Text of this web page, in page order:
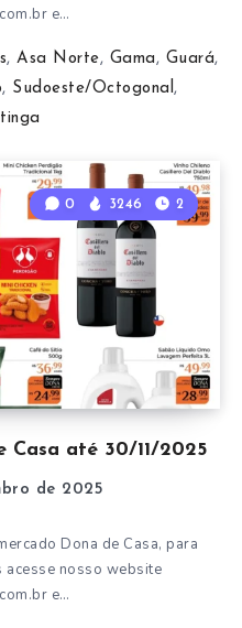
e…
,Asa Norte, Gama , Guará,
, Sudoeste/Octogonal ,
Casa até 30/11/2025
0 3246 2
de 2025
Dona de Casa, para
acesse nosso website
e…